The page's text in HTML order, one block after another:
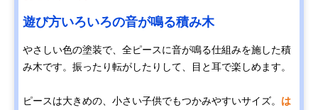
遊び方いろいろの音が鳴る積み木
やさしい色の塗装で、全ピースに音が鳴る仕組みを施した積
み木です。振ったり転がしたりして、目と耳で楽しめます。
ピースは大きめの、小さい子供でもつかみやすいサイズ。 は